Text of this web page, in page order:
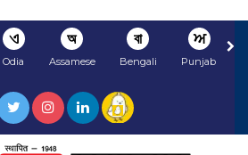
ଏ
Odia
অ
Assamese
বা
Bengali
ਅ
Punjabi